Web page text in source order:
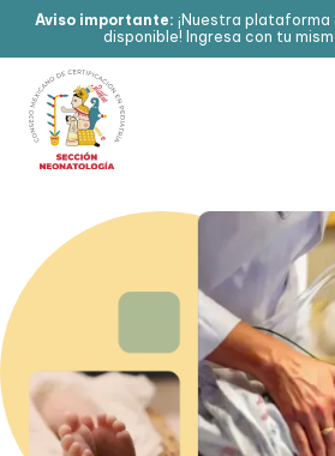
Aviso importante: ¡Nuestra plataforma
disponible! Ingresa con tu